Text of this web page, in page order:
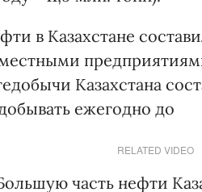
в Казахстане
Казахстана
ежегодно до
RELATED VIDEO
часть нефти